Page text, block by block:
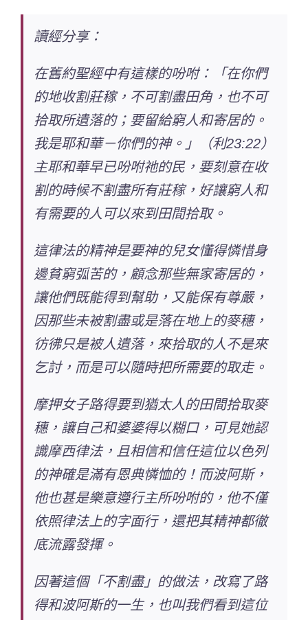
讀經分享：
在舊約聖經中有這樣的吩咐：「在你們
的地收割莊稼，不可割盡田角，也不可
拾取所遺落的；要留給窮人和寄居的。
我是耶和華－你們的神。」（利23:22）
主耶和華早已吩咐祂的民，要刻意在收
割的時候不割盡所有莊稼，好讓窮人和
有需要的人可以來到田間拾取。
這律法的精神是要神的兒女懂得憐惜身
邊貧窮弧苦的，顧念那些無家寄居的，
讓他們既能得到幫助，又能保有尊嚴，
因那些未被割盡或是落在地上的麥穗，
彷彿只是被人遺落，來拾取的人不是來
乞討，而是可以隨時把所需要的取走。
摩押女子路得要到猶太人的田間拾取麥
穗，讓自己和婆婆得以糊口，可見她認
識摩西律法，且相信和信任這位以色列
的神確是滿有恩典憐恤的！而波阿斯，
他也甚是樂意遵行主所吩咐的，他不僅
依照律法上的字面行，還把其精神都徹
底流露發揮。
因著這個「不割盡」的做法，改寫了路
得和波阿斯的一生，也叫我們看到這位